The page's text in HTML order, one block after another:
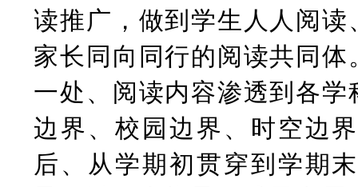
读推广，做到学生人人阅
家长同向同行的阅读共同
一处、阅读内容渗透到各
边界、校园边界、时空边
后、从学期初贯穿到学期